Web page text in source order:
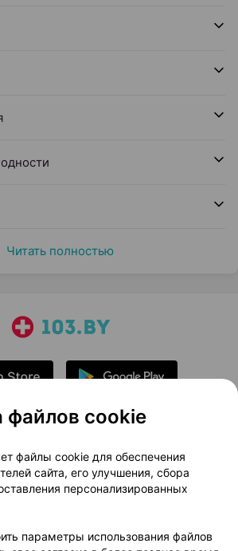
Читать полностью
Новости проекта
Медицинский маркетинг
договор
Доставка
Вакансии Партнеры
файлов cookie
файлы cookie для обеспечения
сайта, его улучшения, сбора
персонализированных
параметры использования файлов